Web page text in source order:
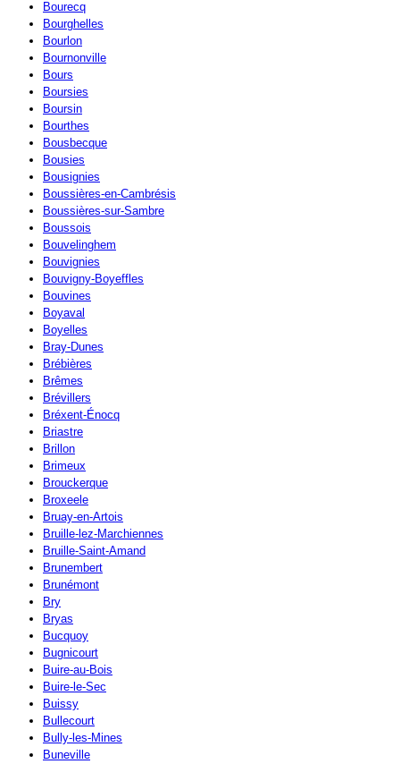
Bourecq
Bourghelles
Bourlon
Bournonville
Bours
Boursies
Boursin
Bourthes
Bousbecque
Bousies
Bousignies
Boussières-en-Cambrésis
Boussières-sur-Sambre
Boussois
Bouvelinghem
Bouvignies
Bouvigny-Boyeffles
Bouvines
Boyaval
Boyelles
Bray-Dunes
Brébières
Brêmes
Brévillers
Bréxent-Énocq
Briastre
Brillon
Brimeux
Brouckerque
Broxeele
Bruay-en-Artois
Bruille-lez-Marchiennes
Bruille-Saint-Amand
Brunembert
Brunémont
Bry
Bryas
Bucquoy
Bugnicourt
Buire-au-Bois
Buire-le-Sec
Buissy
Bullecourt
Bully-les-Mines
Buneville